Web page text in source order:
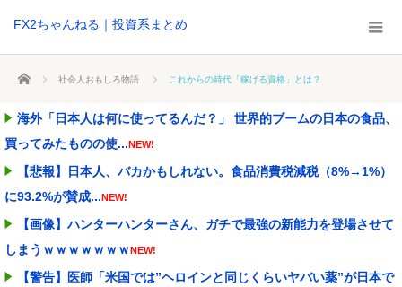
FX2ちゃんねる｜投資系まとめ
ホーム 社会人おもしろ物語 これからの時代「稼げる資格」とは？
海外「日本人は何に使ってるんだ？」 世界的ブームの日本の食品、
買ってみたものの使...NEW!
【悲報】日本人、バカかもしれない。食品消費税減税（8%→1%）
に93.2%が賛成...NEW!
【画像】ハンターハンターさん、ガチで最強の新能力を登場させて
しまうｗｗｗｗｗｗｗNEW!
【警告】医師「米国では”ヘロインと同じくらいヤバい薬”が日本で